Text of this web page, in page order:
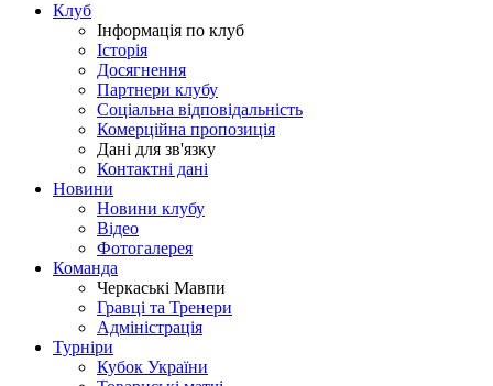
Клуб
Інформація по клуб
Історія
Досягнення
Партнери клубу
Соціальна відповідальність
Комерційна пропозиція
Дані для зв'язку
Контактні дані
Новини
Новини клубу
Відео
Фотогалерея
Команда
Черкаські Мавпи
Гравці та Тренери
Адміністрація
Турніри
Кубок України